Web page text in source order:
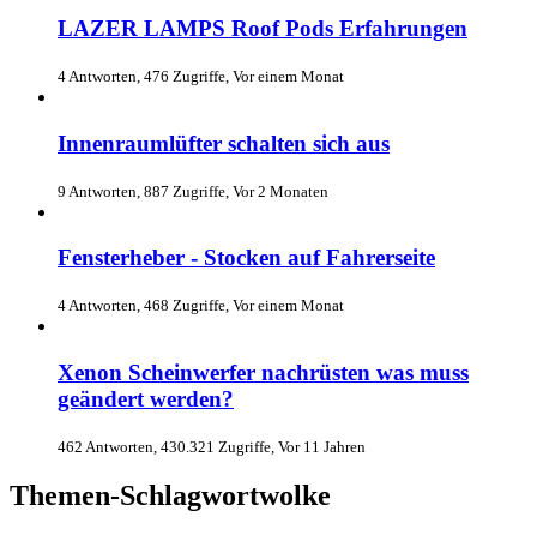
LAZER LAMPS Roof Pods Erfahrungen
4 Antworten, 476 Zugriffe, Vor einem Monat
Innenraumlüfter schalten sich aus
9 Antworten, 887 Zugriffe, Vor 2 Monaten
Fensterheber - Stocken auf Fahrerseite
4 Antworten, 468 Zugriffe, Vor einem Monat
Xenon Scheinwerfer nachrüsten was muss
geändert werden?
462 Antworten, 430.321 Zugriffe, Vor 11 Jahren
Themen-Schlagwortwolke